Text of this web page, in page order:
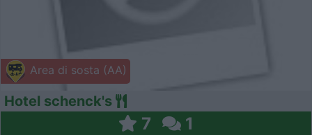
Area di sosta (AA)
Hotel schenck's
7 1